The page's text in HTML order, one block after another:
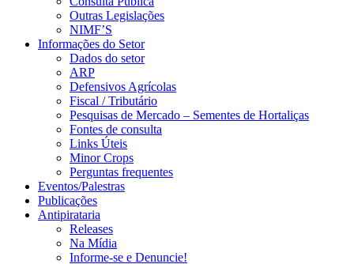
Outras Legislações
NIMF’S
Informações do Setor
Dados do setor
ARP
Defensivos Agrícolas
Fiscal / Tributário
Pesquisas de Mercado – Sementes de Hortaliças
Fontes de consulta
Links Úteis
Minor Crops
Perguntas frequentes
Eventos/Palestras
Publicações
Antipirataria
Releases
Na Mídia
Informe-se e Denuncie!